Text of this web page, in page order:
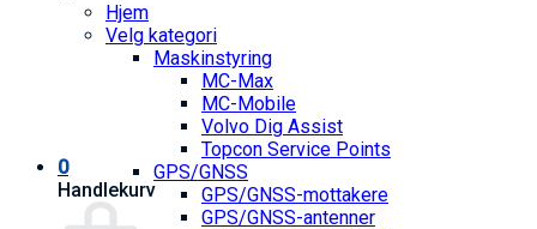
0
Handlekurv
Hjem
Velg kategori
Maskinstyring
MC-Max
MC-Mobile
Volvo Dig Assist
Topcon Service Points
GPS/GNSS
GPS/GNSS-mottakere
GPS/GNSS-antenner